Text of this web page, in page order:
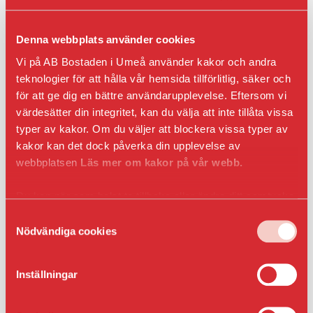
Denna webbplats använder cookies
Vi på AB Bostaden i Umeå använder kakor och andra
teknologier för att hålla vår hemsida tillförlitlig, säker och
för att ge dig en bättre användarupplevelse. Eftersom vi
värdesätter din integritet, kan du välja att inte tillåta vissa
typer av kakor. Om du väljer att blockera vissa typer av
kakor kan det dock påverka din upplevelse av
webbplatsen Läs mer om kakor på vår webb.
Du kan när som helst ta tillbaka eller ändra ditt samtycke
i webbläsaren.
Nödvändiga cookies
Inställningar
offentlig
sektor
PRESS
Vi vill att våra hyresgäster och medarbetare ska känna
sig trygga, förberedda och delaktiga i arbetet för ett
långt borta – men genom att vara lite mer förberedd
hemma kan du skapa trygghet, både för dig själv och för